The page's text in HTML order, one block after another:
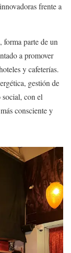
frente a
parte de un
a promover
y cafeterías.
gestión de
con el
consciente y